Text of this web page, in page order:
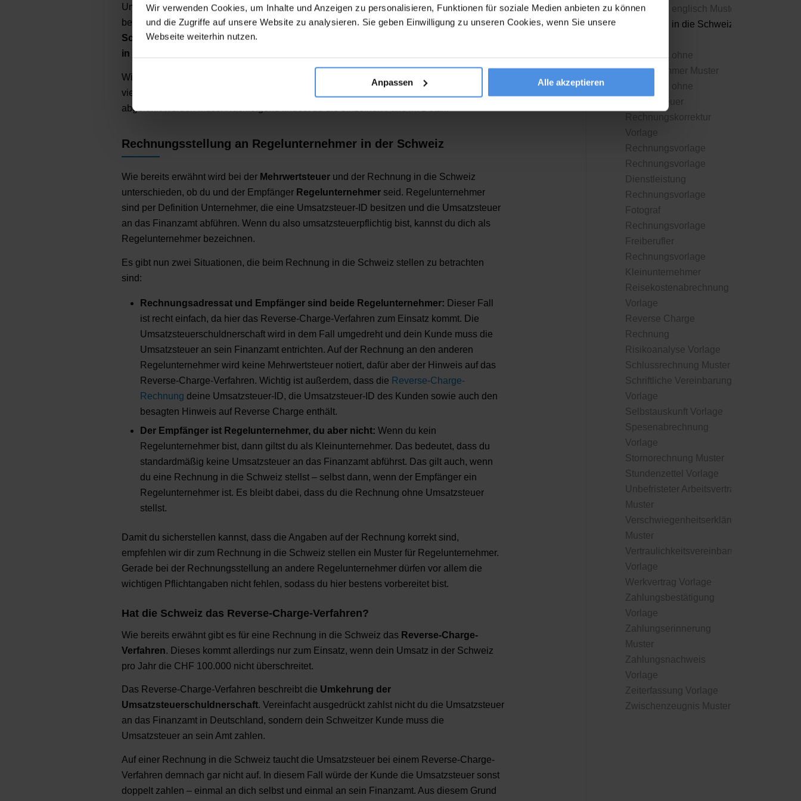
Wir verwenden Cookies, um Inhalte und Anzeigen zu personalisieren, Funktionen für soziale Medien anbieten zu können
und die Zugriffe auf unsere Website zu analysieren. Sie geben Einwilligung zu unseren Cookies, wenn Sie unsere
Webseite weiterhin nutzen.
Anpassen Alle akzeptieren
Umsatzsteuer abführst), aber dein Kunde nicht, dann ändern sich die Vorgaben. Das wäre
beispielsweise der Fall, wenn du alsUmsatzsteuerpflichtiger Verkäufer etwas in die
Schweiz an eine Privatperson verkaufst
in Deutschland
Wichtig ist aber in allen Fällen eine individuelle Prüfung, da es wie bereits erwähnt auf
viele Details ankommt, die darüber entscheiden, ob und wo welche Umsatzsteuer
abgeführt werden muss. Nachfolgend findest du die einzelnen Fälle im Detail:
Rechnungsstellung an Regelunternehmer in der Schweiz
Wie bereits erwähnt wird bei der Mehrwertsteuerund der Rechnung in die Schweiz
unterschieden, ob du und der Empfänger Regelunternehmerseid. Regelunternehmer
sind per Definition Unternehmer, die eine Umsatzsteuer-ID besitzen und die Umsatzsteuer
an das Finanzamt abführen. Wenn du also umsatzsteuerpflichtig bist, kannst du dich als
Regelunternehmer bezeichnen.
Es gibt nun zwei Situationen, die beim Rechnung in die Schweiz stellen zu betrachten
sind:
Rechnungsadressat und Empfänger sind beide Regelunternehmer: Dieser Fall
ist recht einfach, da hier das Reverse-Charge-Verfahren zum Einsatz kommt. Die
Umsatzsteuerschuldnerschaft wird in dem Fall umgedreht und dein Kunde muss die
Umsatzsteuer an sein Finanzamt entrichten. Auf der Rechnung an den anderen
Regelunternehmer wird keine Mehrwertsteuer notiert, dafür aber der Hinweis auf das
Reverse-Charge-Verfahren. Wichtig ist außerdem, dass die Reverse-Charge-
Rechnung deine Umsatzsteuer-ID, die Umsatzsteuer-ID des Kunden sowie auch den
besagten Hinweis auf Reverse Charge enthält.
Der Empfänger ist Regelunternehmer, du aber nicht: Wenn du kein
Regelunternehmer bist, dann giltst du als Kleinunternehmer. Das bedeutet, dass du
standardmäßig keine Umsatzsteuer an das Finanzamt abführst. Das gilt auch, wenn
du eine Rechnung in die Schweiz stellst – selbst dann, wenn der Empfänger ein
Regelunternehmer ist. Es bleibt dabei, dass du die Rechnung ohne Umsatzsteuer
stellst.
Damit du sicherstellen kannst, dass die Angaben auf der Rechnung korrekt sind,
empfehlen wir dir zum Rechnung in die Schweiz stellen ein Muster für Regelunternehmer.
Gerade bei der Rechnungsstellung an andere Regelunternehmer dürfen vor allem die
wichtigen Pflichtangaben nicht fehlen, sodass du hier bestens vorbereitet bist.
Hat die Schweiz das Reverse-Charge-Verfahren?
Wie bereits erwähnt gibt es für eine Rechnung in die Schweiz das Reverse-Charge-
Verfahren. Dieses kommt allerdings nur zum Einsatz, wenn dein Umsatz in der Schweiz
pro Jahr die CHF 100.000 nicht überschreitet.
Das Reverse-Charge-Verfahren beschreibt die Umkehrung der
Umsatzsteuerschuldnerschaft. Vereinfacht ausgedrückt zahlst nicht du die Umsatzsteuer
an das Finanzamt in Deutschland, sondern dein Schweitzer Kunde muss die
Umsatzsteuer an sein Amt zahlen.
Auf einer Rechnung in die Schweiz taucht die Umsatzsteuer bei einem Reverse-Charge-
Verfahren demnach gar nicht auf. In diesem Fall würde der Kunde die Umsatzsteuer sonst
doppelt zahlen – einmal an dich selbst und einmal an sein Finanzamt. Aus diesem Grund
Rechnung englisch Muster
Rechnung in die Schweiz
Rechnung ohne
Steuernummer Muster
Rechnung ohne
Umsatzsteuer
Rechnungskorrektur
Vorlage
Rechnungsvorlage
Rechnungsvorlage
Dienstleistung
Rechnungsvorlage
Fotograf
Rechnungsvorlage
Freiberufler
Rechnungsvorlage
Kleinunternehmer
Reisekostenabrechnung
Vorlage
Reverse Charge
Rechnung
Risikoanalyse Vorlage
Schlussrechnung Muster
Schriftliche Vereinbarung
Vorlage
Selbstauskunft Vorlage
Spesenabrechnung
Vorlage
Stornorechnung Muster
Stundenzettel Vorlage
Unbefristeter Arbeitsvertrag
Muster
Verschwiegenheitserklärung
Muster
Vertraulichkeitsvereinbarung
Vorlage
Werkvertrag Vorlage
Zahlungsbestätigung
Vorlage
Zahlungserinnerung
Muster
Zahlungsnachweis
Vorlage
Zeiterfassung Vorlage
Zwischenzeugnis Muster